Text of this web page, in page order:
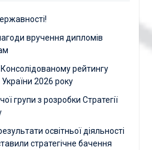
вручення дипломів
рейтингу
2026 року
групи з розробки Стратегії
освітньої діяльності
стратегічне бачення